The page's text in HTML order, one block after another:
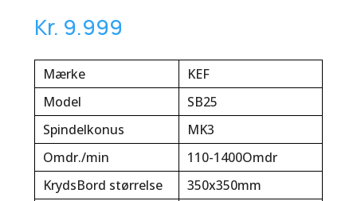
Kr. 9.999
Mærke
KEF
Model
SB25
Spindelkonus
MK3
Omdr./min
110-1400Omdr
KrydsBord størrelse
350x350mm